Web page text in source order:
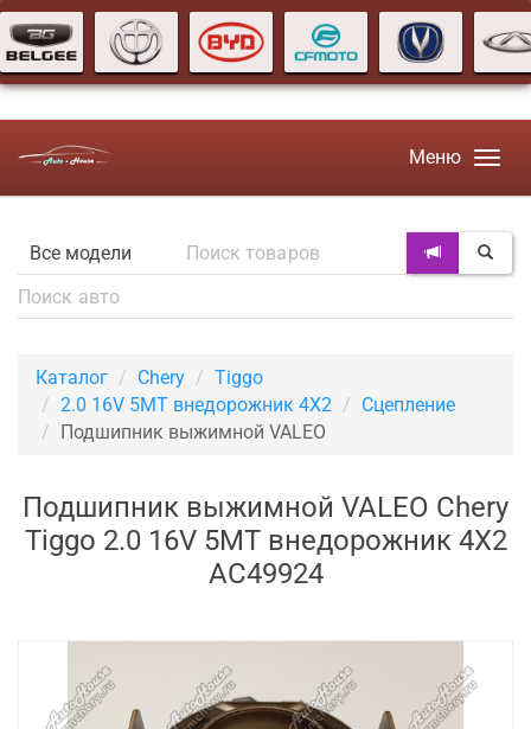
Меню
Каталог Chery
Tiggo
2.0 16V 5MT внедорожник 4X2
Сцепление
Подшипник выжимной VALEO
Подшипник выжимной VALEO Chery
Tiggo 2.0 16V 5MT внедорожник 4X2
AC49924